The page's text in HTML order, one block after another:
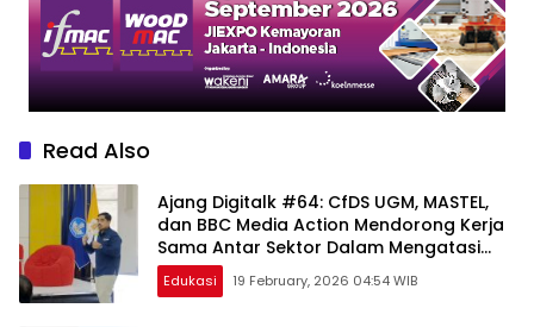
Read Also
Ajang Digitalk #64: CfDS UGM, MASTEL,
dan BBC Media Action Mendorong Kerja
Sama Antar Sektor Dalam Mengatasi
Disinformasi
Edukasi 19 February, 2026 04:54 WIB